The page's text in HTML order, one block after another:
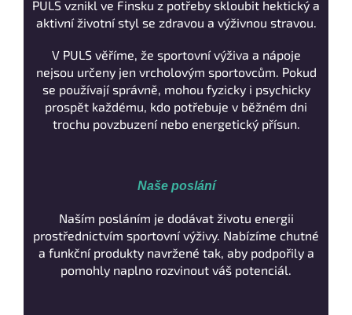
PULS vznikl ve Finsku z potřeby skloubit hektický a
aktivní životní styl se zdravou a výživnou stravou.
V PULS věříme, že sportovní výživa a nápoje
nejsou určeny jen vrcholovým sportovcům. Pokud
se používají správně, mohou fyzicky i psychicky
prospět každému, kdo potřebuje v běžném dni
trochu povzbuzení nebo energetický přísun.
Naše poslání
Naším posláním je dodávat životu energii
prostřednictvím sportovní výživy. Nabízíme chutné
a funkční produkty navržené tak, aby podpořily a
pomohly naplno rozvinout váš potenciál.